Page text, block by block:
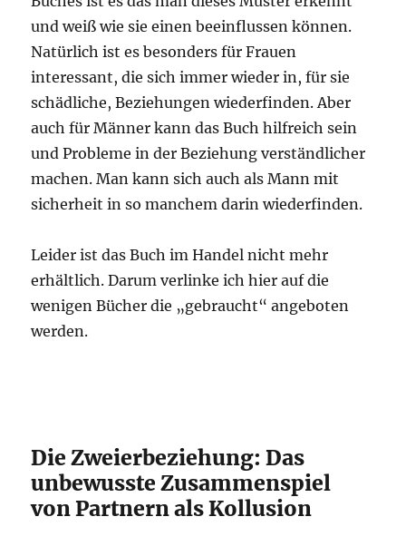
und weiß wie sie einen beeinflussen können.
Natürlich ist es besonders für Frauen
interessant, die sich immer wieder in, für sie
schädliche, Beziehungen wiederfinden. Aber
auch für Männer kann das Buch hilfreich sein
und Probleme in der Beziehung verständlicher
machen. Man kann sich auch als Mann mit
sicherheit in so manchem darin wiederfinden.
Leider ist das Buch im Handel nicht mehr
erhältlich. Darum verlinke ich hier auf die
wenigen Bücher die „gebraucht“ angeboten
werden.
Die Zweierbeziehung: Das
unbewusste Zusammenspiel
von Partnern als Kollusion